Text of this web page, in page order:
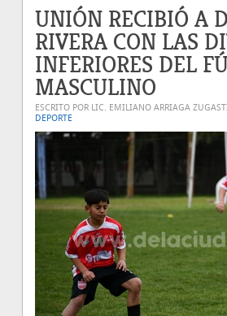
UNIÓN RECIBIÓ A
RIVERA CON LAS
INFERIORES DEL
MASCULINO
ESCRITO POR LIC. EMILIANO ARRIAGA
DEPORTE